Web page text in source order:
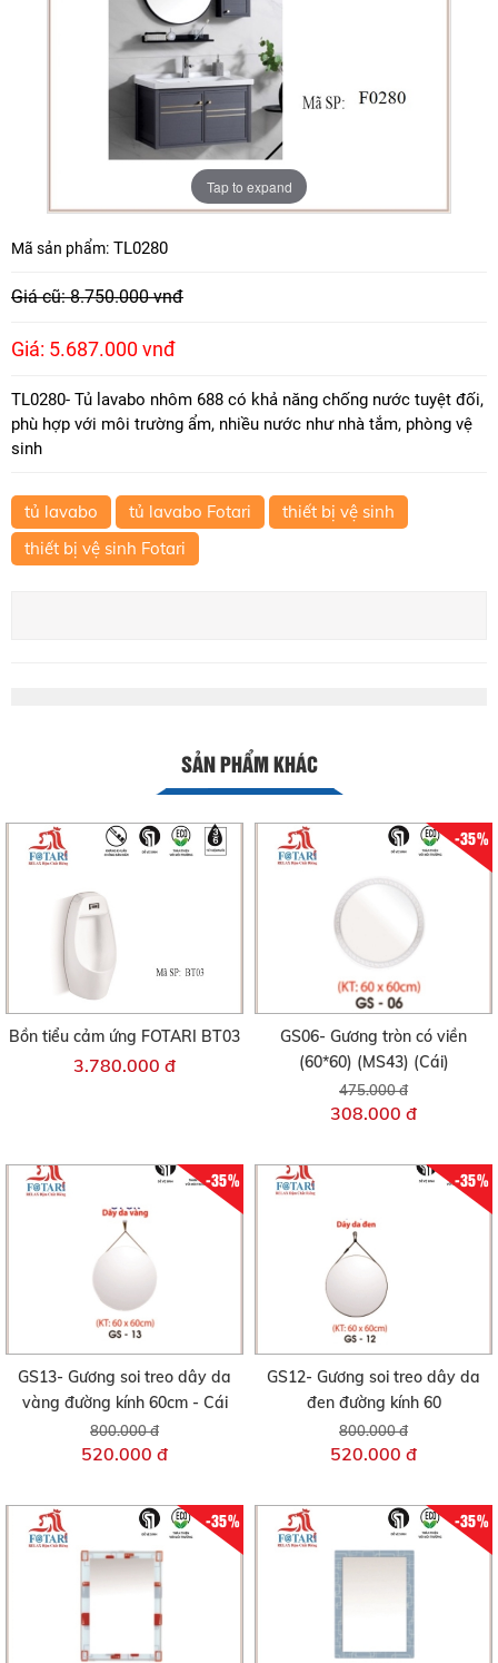
Tap to expand
Mã sản phẩm: TL0280
Giá cũ: 8.750.000 vnđ
Giá: 5.687.000 vnđ
TL0280- Tủ lavabo nhôm 688 có khả năng chống nước tuyệt đối,
phù hợp với môi trường ẩm, nhiều nước như nhà tắm, phòng vệ
sinh
tủ lavabo tủ lavabo Fotari
thiết bị vệ sinh
thiết bị vệ sinh Fotari
SẢN PHẨM KHÁC
Bồn tiểu cảm ứng FOTARI BT03
3.780.000 đ
-35%
GS06- Gương tròn có viền
(60*60) (MS43) (Cái)
475.000 đ
308.000 đ
-35%
GS13- Gương soi treo dây da
vàng đường kính 60cm - Cái
800.000 đ
520.000 đ
-35%
GS12- Gương soi treo dây da
đen đường kính 60
800.000 đ
520.000 đ
-35% -35%